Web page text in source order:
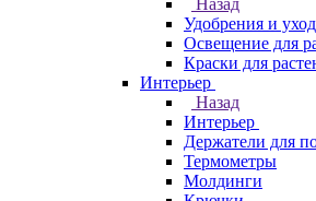
Назад
Удобрения и
Освещение для
Краски для
Интерьер
Назад
Интерьер
Держатели для
Термометры
Молдинги